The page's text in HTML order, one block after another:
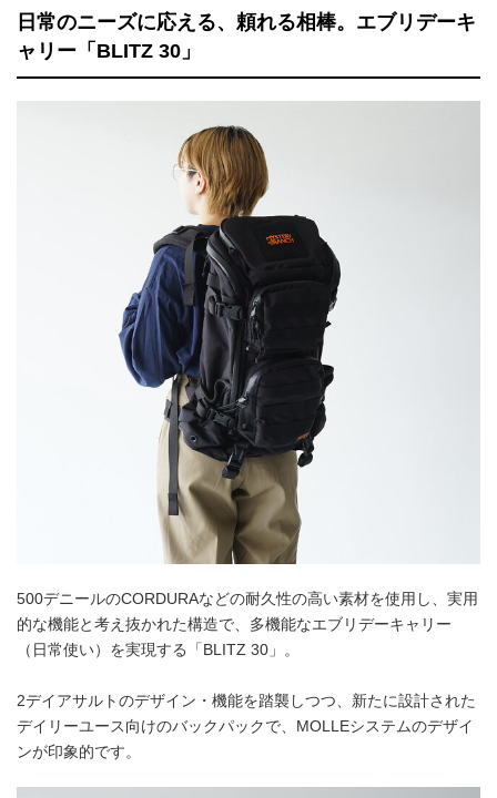
日常のニーズに応える、頼れる相棒。エブリデーキ
ャリー「BLITZ 30」
500デニールのCORDURAなどの耐久性の高い素材を使用し、実用
的な機能と考え抜かれた構造で、多機能なエブリデーキャリー
（日常使い）を実現する「BLITZ 30」。
2デイアサルトのデザイン・機能を踏襲しつつ、新たに設計された
デイリーユース向けのバックパックで、MOLLEシステムのデザイ
ンが印象的です。